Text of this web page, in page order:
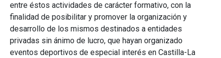
entre éstos actividades de carácter formativo, con la
finalidad de posibilitar y promover la organización y
desarrollo de los mismos destinados a entidades
privadas sin ánimo de lucro, que hayan organizado
eventos deportivos de especial interés en Castilla-La